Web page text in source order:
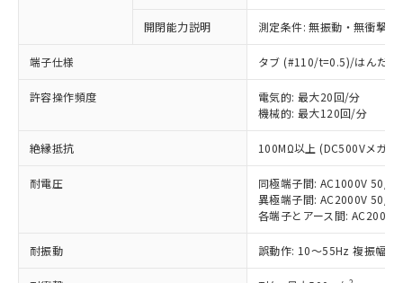
開閉能力説明 測定条件: 無振動・無衝撃
端子仕様 タブ (#110/t=0.5)/はんだづ
許容操作頻度
電気的: 最大20回/分
機械的: 最大120回/分
絶縁抵抗 100MΩ以上 (DC500Vメガ)
耐電圧
同極端子間: AC1000V 50/
異極端子間: AC2000V 50/
各端子とアース間:
耐振動 誤動作: 10～55Hz 複振幅
※1 対応状況
対応済み：EU RoHS指令（10物質）の
非含有に対応した製品が提供可能な商品で
対応予定：EU RoHS指令（10物質）の非含
有に対応した製品に切り替える予定のある